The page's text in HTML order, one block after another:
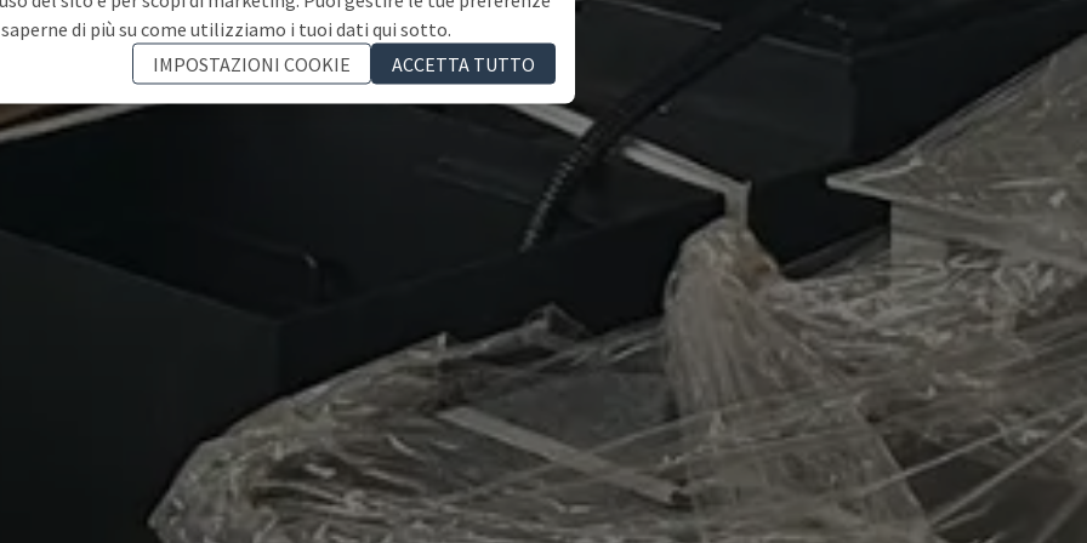
di più su come utilizziamo i tuoi dati qui sotto.
IMPOSTAZIONI COOKIE
ACCETTA TUTTO